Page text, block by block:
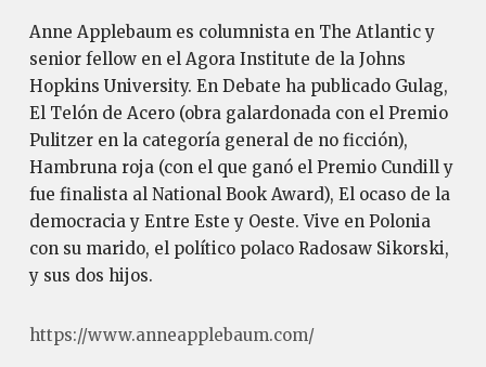
Anne Applebaum es columnista en The Atlantic y
senior fellow en el Agora Institute de la Johns
Hopkins University. En Debate ha publicado Gulag,
El Telón de Acero (obra galardonada con el Premio
Pulitzer en la categoría general de no ficción),
Hambruna roja (con el que ganó el Premio Cundill y
fue finalista al National Book Award), El ocaso de la
democracia y Entre Este y Oeste. Vive en Polonia
con su marido, el político polaco Radosaw Sikorski,
y sus dos hijos.
https://www.anneapplebaum.com/